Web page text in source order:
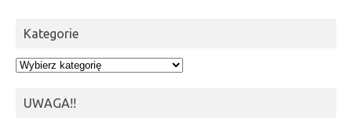
Kategorie
Kategorie
UWAGA!!